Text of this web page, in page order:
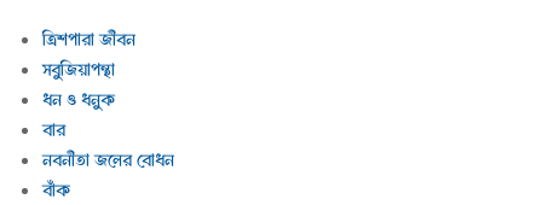
ত্রিশপারা জীবন
সবুজিয়াপন্থা
ধন ও ধনুক
বার
নবনীতা জলের বোধন
বাঁক